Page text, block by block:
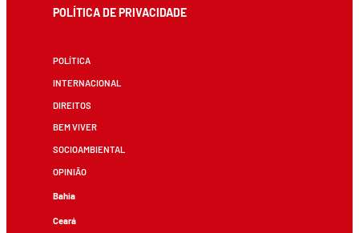
POLÍTICA DE PRIVACIDADE
POLÍTICA
INTERNACIONAL
DIREITOS
BEM VIVER
SOCIOAMBIENTAL
OPINIÃO
Bahia
Ceará